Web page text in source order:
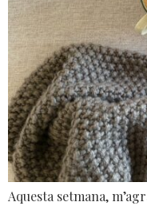
Aquesta setmana,